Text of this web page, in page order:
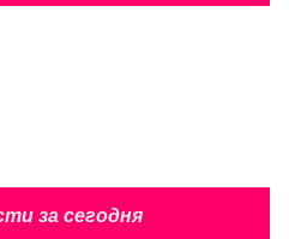
за сегодня